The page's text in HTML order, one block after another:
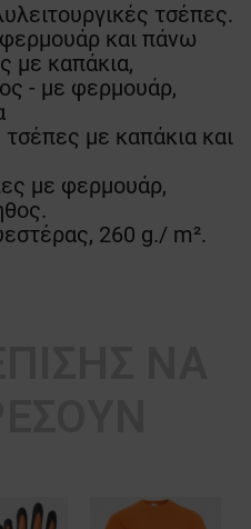
τσέπες.
και πάνω
με καπάκια,
- με φερμουάρ,
με καπάκια και
με φερμουάρ,
260 g./ m².